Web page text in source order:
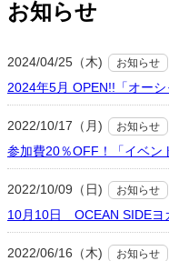
お知らせ
2024/04/25（木) お知らせ
2024年5月 OPEN!!「オーシ
2022/10/17（月) お知らせ
参加費20％OFF！「イベン
2022/10/09（日) お知らせ
10月10日 OCEAN SIDEヨ
2022/06/16（木) お知らせ